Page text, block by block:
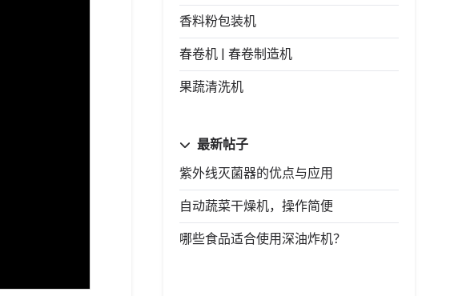
香料粉包装机
春卷机 | 春卷制造机
果蔬清洗机
最新帖子
紫外线灭菌器的优点与应用
自动蔬菜干燥机，操作简便
哪些食品适合使用深油炸机？